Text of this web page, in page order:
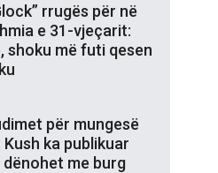
rrugës për në
e 31-vjeçarit:
shoku më futi qesen
për mungesë
ka publikuar
me burg